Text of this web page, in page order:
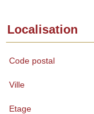
Localisation
Code postal
Ville
Etage